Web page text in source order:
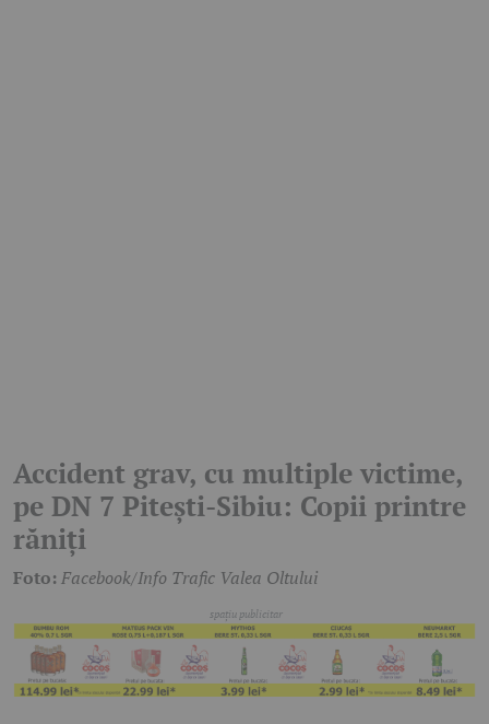
Accident grav, cu multiple victime,
pe DN 7 Pitești-Sibiu: Copii printre
răniți
Foto:Facebook/Info Trafic Valea Oltului